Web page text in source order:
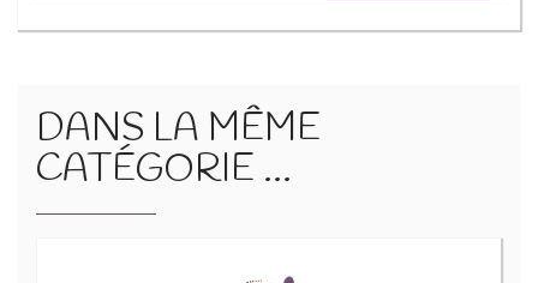
DANS LA MÊME
CATÉGORIE ...